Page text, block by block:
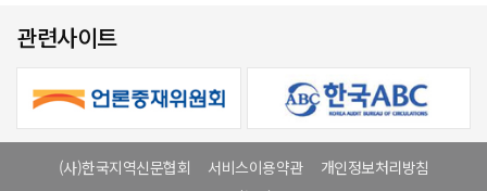
관련사이트
(사)한국지역신문협회 서비스이용약관
개인정보처리방침